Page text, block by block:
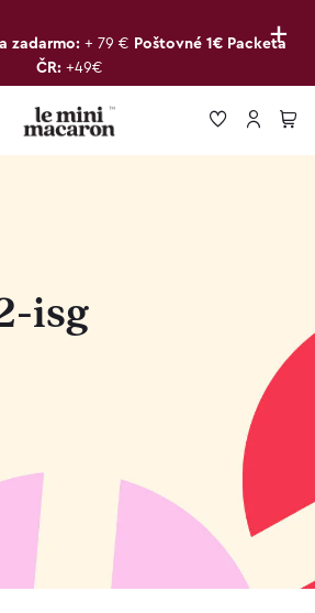
+
zadarmo: + 79 € Poštovné 1€ Packeta
ČR: +49€
isg